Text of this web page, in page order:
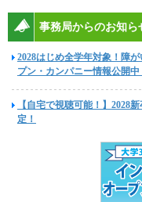
事務局からのお知ら
2028はじめ全学年対象！障
プン・カンパニー情報公開中
【自宅で視聴可能！】2028
定！